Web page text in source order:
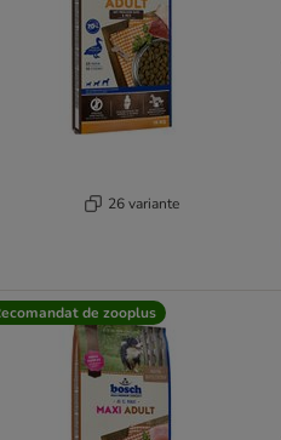
26 variante
de zooplus